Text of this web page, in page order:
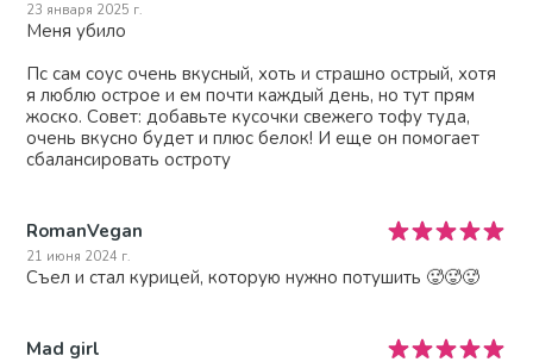
23 января 2025 г.
Меня убило
Пс сам соус очень вкусный, хоть и страшно острый, хотя
я люблю острое и ем почти каждый день, но тут прям
жоско. Совет: добавьте кусочки свежего тофу туда,
очень вкусно будет и плюс белок! И еще он помогает
сбалансировать остроту
RomanVegan
21 июня 2024 г.
Съел и стал курицей, которую нужно потушить 🥵🥵🥵
Mad girl